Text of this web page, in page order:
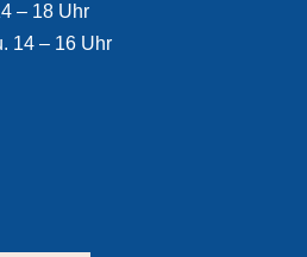
– 18 Uhr
14 – 16 Uhr